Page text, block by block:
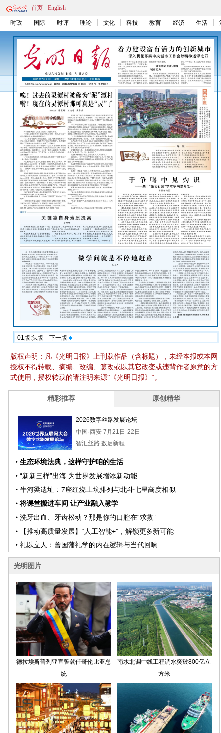
首页 English
时政 国际 时评 理论 文化 科技 教育 经济 生活
01版:头版 下一版
版权声明：凡《光明日报》上刊载作品（含标题），未经本报或本网
授权不得转载、摘编、改编、篡改或以其它改变或违背作者原意的方
式使用，授权转载的请注明来源“《光明日报》”。